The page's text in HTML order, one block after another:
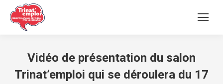
Vidéo de présentation du salon
Trinat’emploi qui se déroulera du 17